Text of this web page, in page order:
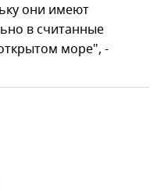
они имеют
в считанные
море", -